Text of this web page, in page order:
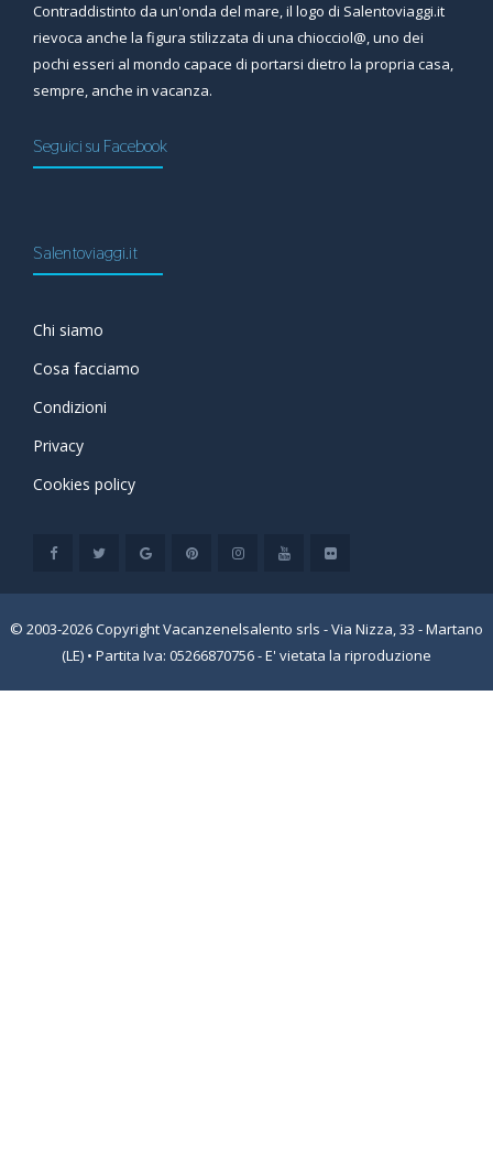
Contraddistinto da un'onda del mare, il logo di Salentoviaggi.it
rievoca anche la figura stilizzata di una chiocciol@, uno dei
pochi esseri al mondo capace di portarsi dietro la propria casa,
sempre, anche in vacanza.
Seguici su Facebook
Salentoviaggi.it
Chi siamo
Cosa facciamo
Condizioni
Privacy
Cookies policy
© 2003-2026 Copyright Vacanzenelsalento srls - Via Nizza, 33 - Martano
(LE) • Partita Iva: 05266870756 - E' vietata la riproduzione